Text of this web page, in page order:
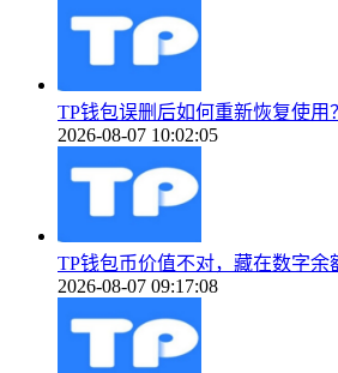
TP钱包误删后如何重新恢复使用
2026-08-07 10:02:05
TP钱包币价值不对，藏在数字余
2026-08-07 09:17:08